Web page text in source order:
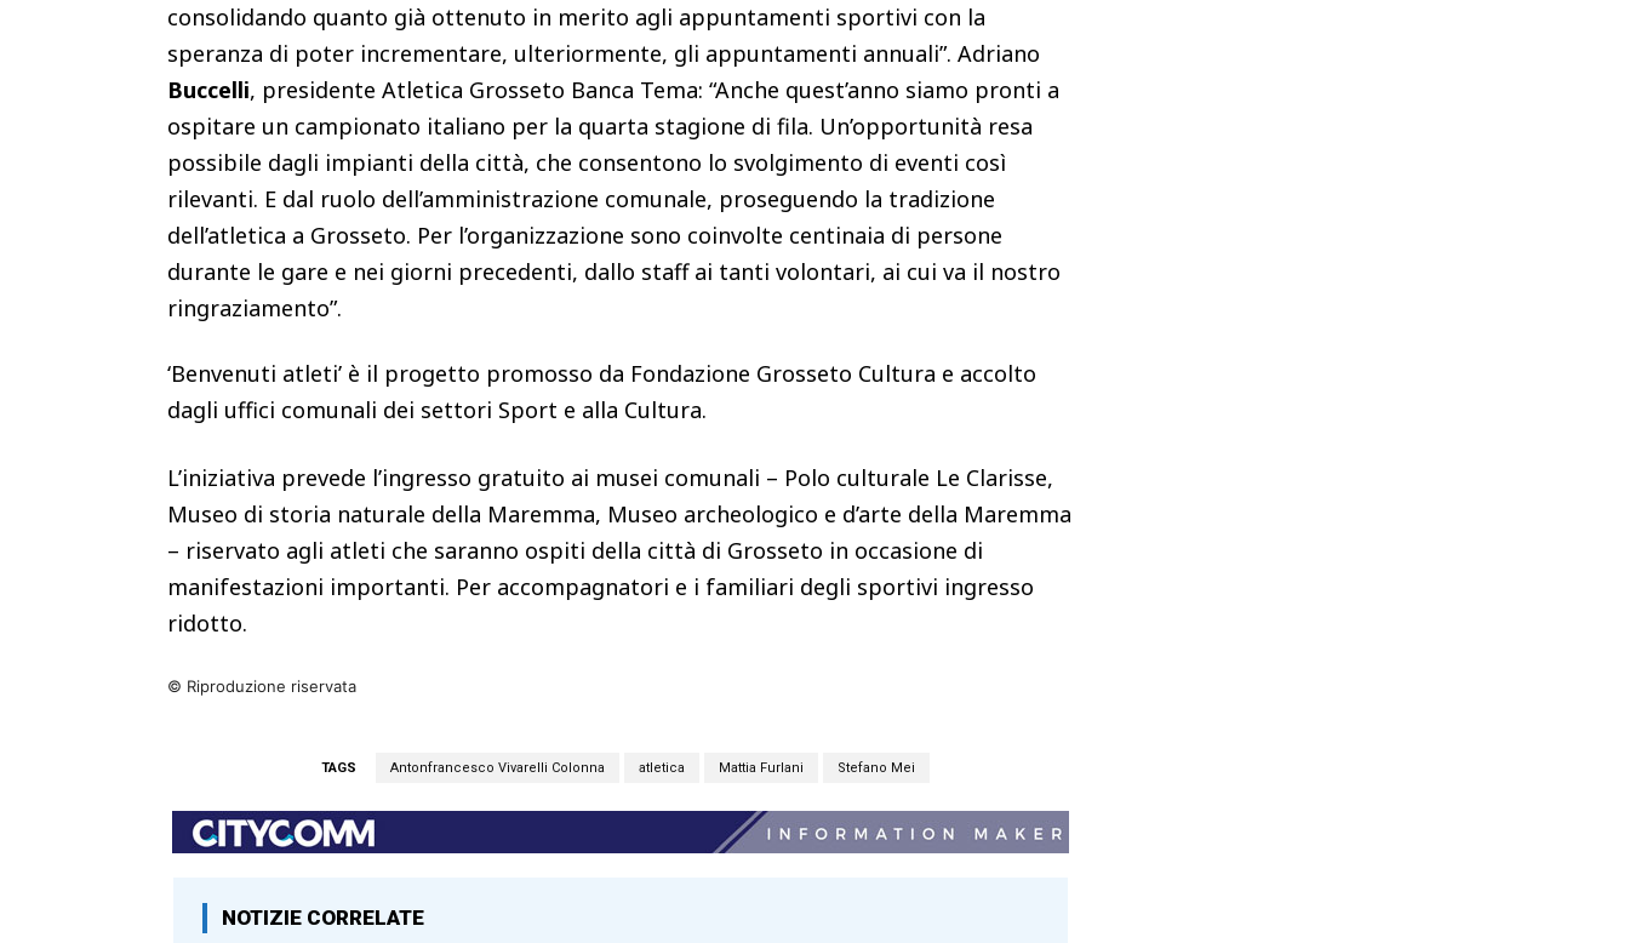
consolidando quanto già ottenuto in merito agli appuntamenti sportivi con la
speranza di poter incrementare, ulteriormente, gli appuntamenti annuali”. Adriano
Buccelli, presidente Atletica Grosseto Banca Tema: “Anche quest’anno siamo pronti a
ospitare un campionato italiano per la quarta stagione di fila. Un’opportunità resa
possibile dagli impianti della città, che consentono lo svolgimento di eventi così
rilevanti. E dal ruolo dell’amministrazione comunale, proseguendo la tradizione
dell’atletica a Grosseto. Per l’organizzazione sono coinvolte centinaia di persone
durante le gare e nei giorni precedenti, dallo staff ai tanti volontari, ai cui va il nostro
ringraziamento”.
‘Benvenuti atleti’ è il progetto promosso da Fondazione Grosseto Cultura e accolto
dagli uffici comunali dei settori Sport e alla Cultura.
L’iniziativa prevede l’ingresso gratuito ai musei comunali – Polo culturale Le Clarisse,
Museo di storia naturale della Maremma, Museo archeologico e d’arte della Maremma
– riservato agli atleti che saranno ospiti della città di Grosseto in occasione di
manifestazioni importanti. Per accompagnatori e i familiari degli sportivi ingresso
ridotto.
© Riproduzione riservata
TAGS Antonfrancesco Vivarelli Colonna atletica Mattia Furlani Stefano Mei
NOTIZIE CORRELATE